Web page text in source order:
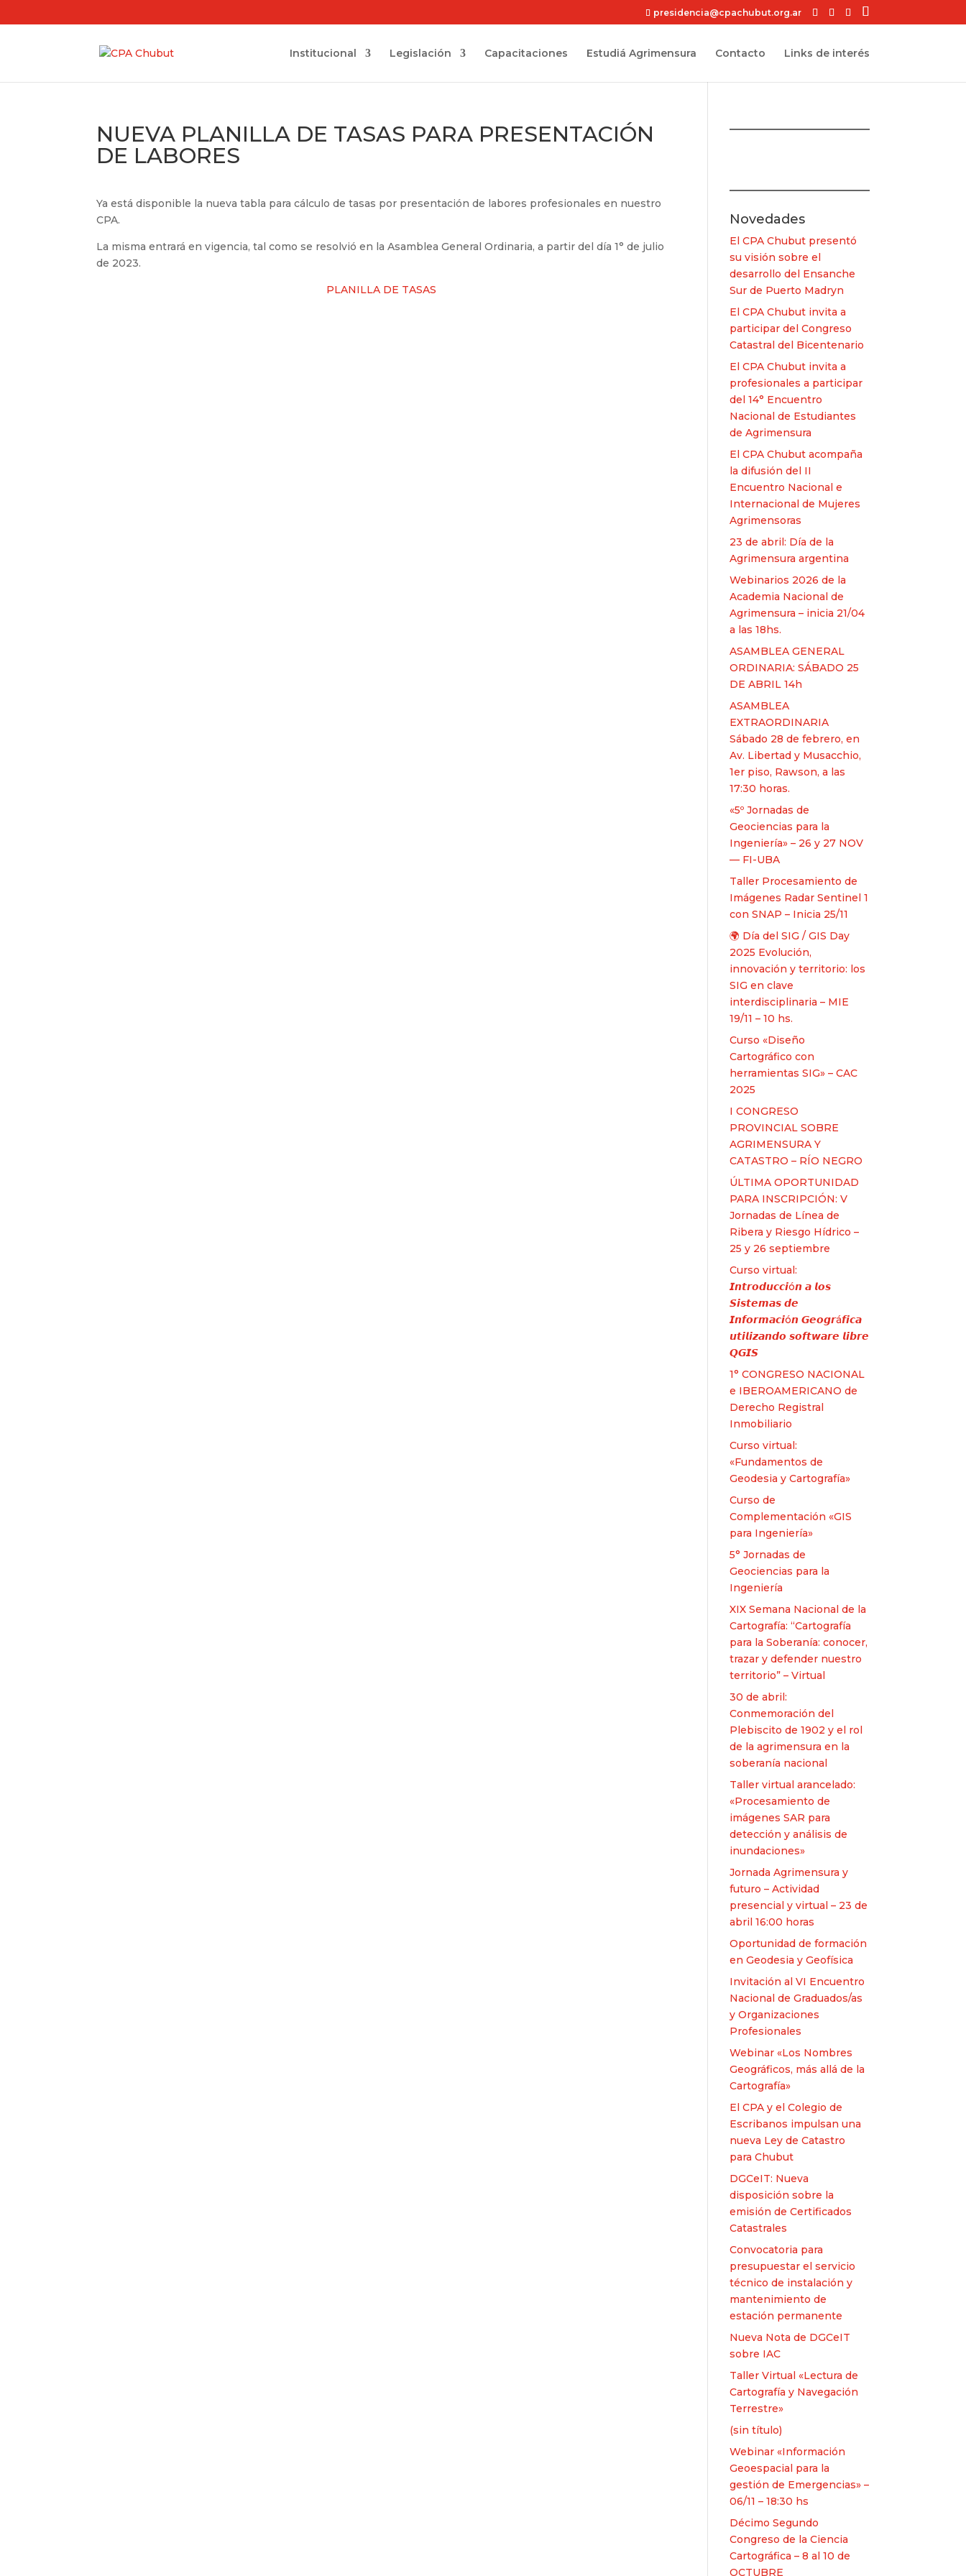
presidencia@cpachubut.org.ar
Institucional Legislación Capacitaciones Estudiá Agrimensura Contacto Links de interés
NUEVA PLANILLA DE TASAS PARA PRESENTACIÓN
DE LABORES
Ya está disponible la nueva tabla para cálculo de tasas por presentación de labores profesionales en nuestro
CPA.
La misma entrará en vigencia, tal como se resolvió en la Asamblea General Ordinaria, a partir del día 1° de julio
de 2023.
PLANILLA DE TASAS
Novedades
El CPA Chubut presentó
su visión sobre el
desarrollo del Ensanche
Sur de Puerto Madryn
El CPA Chubut invita a
participar del Congreso
Catastral del Bicentenario
El CPA Chubut invita a
profesionales a participar
del 14° Encuentro
Nacional de Estudiantes
de Agrimensura
El CPA Chubut acompaña
la difusión del II
Encuentro Nacional e
Internacional de Mujeres
Agrimensoras
23 de abril: Día de la
Agrimensura argentina
Webinarios 2026 de la
Academia Nacional de
Agrimensura – inicia 21/04
a las 18hs.
ASAMBLEA GENERAL
ORDINARIA: SÁBADO 25
DE ABRIL 14h
ASAMBLEA
EXTRAORDINARIA
Sábado 28 de febrero, en
Av. Libertad y Musacchio,
1er piso, Rawson, a las
17:30 horas.
«5º Jornadas de
Geociencias para la
Ingeniería» – 26 y 27 NOV
— FI-UBA
Taller Procesamiento de
Imágenes Radar Sentinel 1
con SNAP – Inicia 25/11
🌍 Día del SIG / GIS Day
2025 Evolución,
innovación y territorio: los
SIG en clave
interdisciplinaria – MIE
19/11 – 10 hs.
Curso «Diseño
Cartográfico con
herramientas SIG» – CAC
2025
I CONGRESO
PROVINCIAL SOBRE
AGRIMENSURA Y
CATASTRO – RÍO NEGRO
ÚLTIMA OPORTUNIDAD
PARA INSCRIPCIÓN: V
Jornadas de Línea de
Ribera y Riesgo Hídrico –
25 y 26 septiembre
Curso virtual:
𝙄𝙣𝙩𝙧𝙤𝙙𝙪𝙘𝙘𝙞ó𝙣 𝙖 𝙡𝙤𝙨
𝙎𝙞𝙨𝙩𝙚𝙢𝙖𝙨 𝙙𝙚
𝙄𝙣𝙛𝙤𝙧𝙢𝙖𝙘𝙞ó𝙣 𝙂𝙚𝙤𝙜𝙧á𝙛𝙞𝙘𝙖
𝙪𝙩𝙞𝙡𝙞𝙯𝙖𝙣𝙙𝙤 𝙨𝙤𝙛𝙩𝙬𝙖𝙧𝙚 𝙡𝙞𝙗𝙧𝙚
𝙌𝙂𝙄𝙎
1° CONGRESO NACIONAL
e IBEROAMERICANO de
Derecho Registral
Inmobiliario
Curso virtual:
«Fundamentos de
Geodesia y Cartografía»
Curso de
Complementación «GIS
para Ingeniería»
5° Jornadas de
Geociencias para la
Ingeniería
XIX Semana Nacional de la
Cartografía: “Cartografía
para la Soberanía: conocer,
trazar y defender nuestro
territorio” – Virtual
30 de abril:
Conmemoración del
Plebiscito de 1902 y el rol
de la agrimensura en la
soberanía nacional​
Taller virtual arancelado:
«Procesamiento de
imágenes SAR para
detección y análisis de
inundaciones»
Jornada Agrimensura y
futuro – Actividad
presencial y virtual – 23 de
abril 16:00 horas
Oportunidad de formación
en Geodesia y Geofísica
Invitación al VI Encuentro
Nacional de Graduados/as
y Organizaciones
Profesionales
Webinar «Los Nombres
Geográficos, más allá de la
Cartografía»
El CPA y el Colegio de
Escribanos impulsan una
nueva Ley de Catastro
para Chubut
DGCeIT: Nueva
disposición sobre la
emisión de Certificados
Catastrales
Convocatoria para
presupuestar el servicio
técnico de instalación y
mantenimiento de
estación permanente
Nueva Nota de DGCeIT
sobre IAC
Taller Virtual «Lectura de
Cartografía y Navegación
Terrestre»
(sin título)
2625
Webinar «Información
Geoespacial para la
gestión de Emergencias» –
06/11 – 18:30 hs
Décimo Segundo
Congreso de la Ciencia
Cartográfica – 8 al 10 de
OCTUBRE